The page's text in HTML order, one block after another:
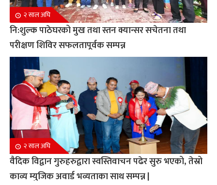
२ साल अघि
नि:शुल्क पाठेघरको मुख तथा स्तन क्यान्सर सचेतना तथा
परीक्षण शिविर सफलतापूर्वक सम्पन्न
२ साल अघि
वैदिक विद्वान गुरुहरुद्वारा स्वस्तिवाचन पढेर सुरु भएको, तेस्रो
काव्य म्युजिक अवार्ड भव्यताका साथ सम्पन्न |